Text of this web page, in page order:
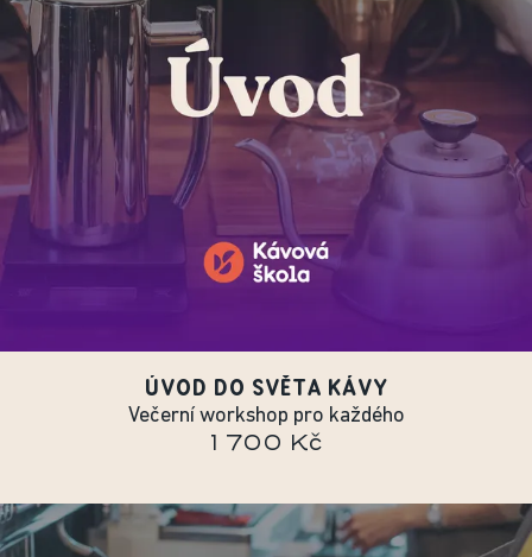
ÚVOD DO SVĚTA KÁVY
Večerní workshop pro každého
1 700 Kč